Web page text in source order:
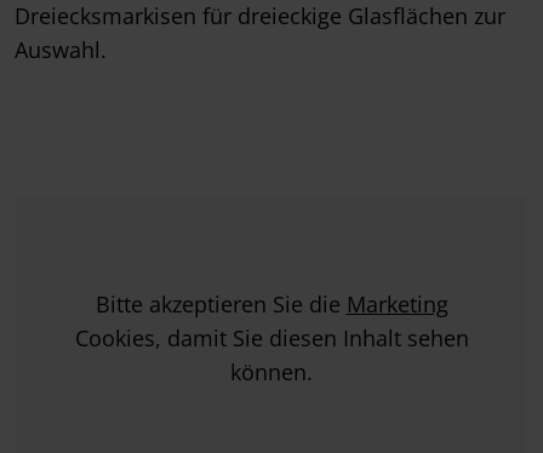
Dreiecksmarkisen für dreieckige Glasflächen zur
Auswahl.
Bitte akzeptieren Sie die Marketing
Cookies, damit Sie diesen Inhalt sehen
können.